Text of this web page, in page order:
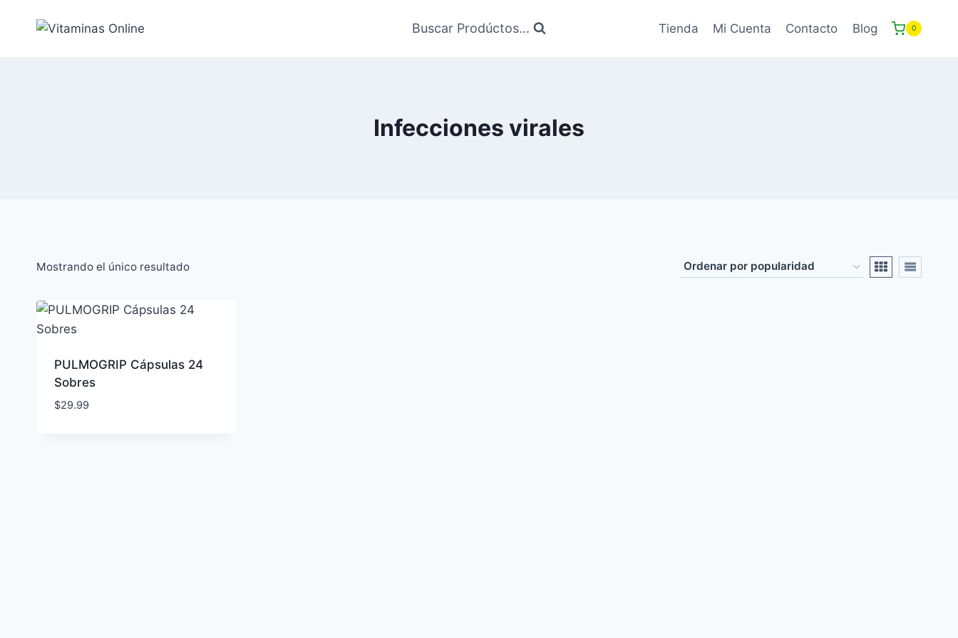
Buscar Prodúctos... Tienda Mi Cuenta Contacto Blog 0
Infecciones virales
Mostrando el único resultado
PULMOGRIP Cápsulas 24
Sobres
$29.99